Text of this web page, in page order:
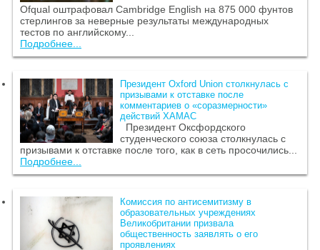
Ofqual оштрафовал Cambridge English на 875 000 фунтов
стерлингов за неверные результаты международных
тестов по английскому...
Подробнее...
Президент Oxford Union столкнулась с
призывами к отставке после
комментариев о «соразмерности»
действий ХАМАС
Президент Оксфордского
студенческого союза столкнулась с
призывами к отставке после того, как в сеть просочились...
Подробнее...
Комиссия по антисемитизму в
образовательных учреждениях
Великобритании призвала
общественность заявлять о его
проявлениях